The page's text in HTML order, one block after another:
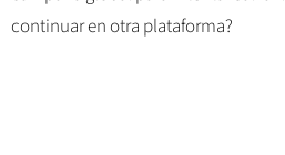
continuar en otra plataforma?